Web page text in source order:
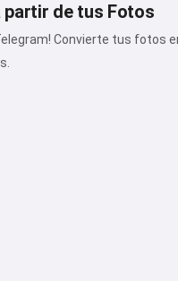
partir de tus Fotos
Convierte tus